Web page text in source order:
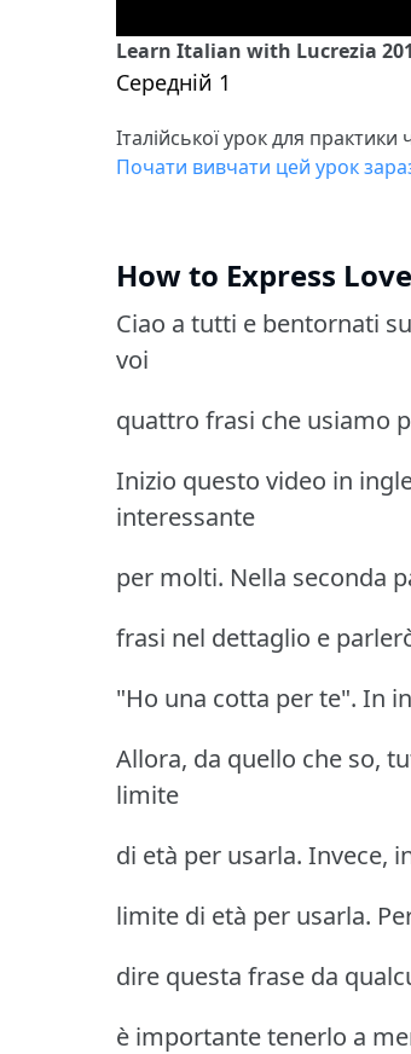
Learn Italian with Lucrezia
Середній 1
Італійської урок для практики
Почати вивчати цей урок
How to Express
Ciao a tutti e bentornati
voi
quattro frasi che usiamo
Inizio questo video in
interessante
per molti. Nella seconda
frasi nel dettaglio e
"Ho una cotta per te". In
Allora, da quello che so,
limite
di età per usarla. Invece,
limite di età per usarla.
dire questa frase da
è importante tenerlo a